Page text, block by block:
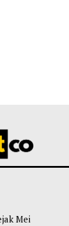
Mei